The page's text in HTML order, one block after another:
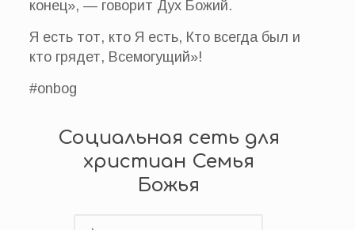
конец», — говорит Дух Божий.
Я есть тот, кто Я есть, Кто всегда был и
кто грядет, Всемогущий»!
#onbog
Социальная сеть для
христиан Семья
Божья